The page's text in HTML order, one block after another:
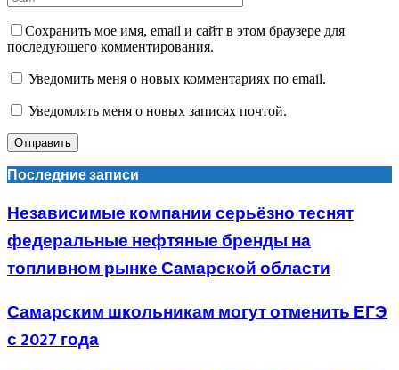
Сохранить мое имя, email и сайт в этом браузере для
последующего комментирования.
Уведомить меня о новых комментариях по email.
Уведомлять меня о новых записях почтой.
Последние записи
Независимые компании серьёзно теснят
федеральные нефтяные бренды на
топливном рынке Самарской области
Самарским школьникам могут отменить ЕГЭ
с 2027 года